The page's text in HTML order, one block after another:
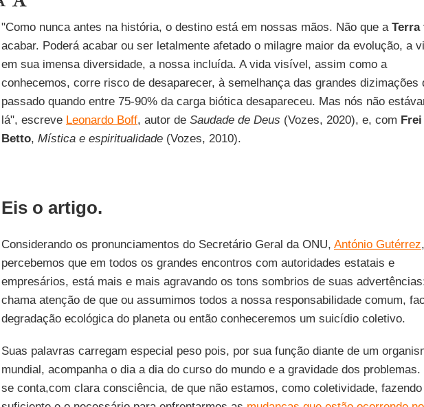
"Como nunca antes na história, o destino está em nossas mãos. Não que a Terra
acabar. Poderá acabar ou ser letalmente afetado o milagre maior da evolução, a
em sua imensa diversidade, a nossa incluída. A vida visível, assim como a
conhecemos, corre risco de desaparecer, à semelhança das grandes dizimações
passado quando entre 75-90% da carga biótica desapareceu. Mas nós não
lá", escreve Leonardo Boff, autor de Saudade de Deus (Vozes, 2020), e, com Frei
Betto, Mística e espiritualidade(Vozes, 2010).
Eis o artigo.
Considerando os pronunciamentos do Secretário Geral da ONU, António Gutérrez,
percebemos que em todos os grandes encontros com autoridades estatais e
empresários, está mais e mais agravando os tons sombrios de suas
chama atenção de que ou assumimos todos a nossa responsabilidade comum,
degradação ecológica do planeta ou então conheceremos um suicídio coletivo.
Suas palavras carregam especial peso pois, por sua função diante de um
mundial, acompanha o dia a dia do curso do mundo e a gravidade dos problemas.
se conta,com clara consciência, de que não estamos, como coletividade, fazendo